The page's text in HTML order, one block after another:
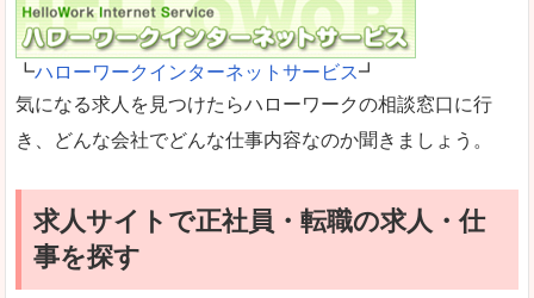
┗ハローワークインターネットサービス┛
気になる求人を見つけたらハローワークの相談窓口に行
き、どんな会社でどんな仕事内容なのか聞きましょう。
求人サイトで正社員・転職の求人・仕
事を探す